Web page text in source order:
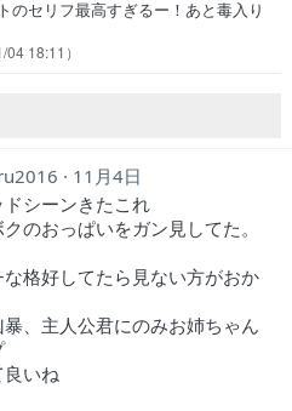
リフ最高すぎるー！あと毒入り
ェルシーと会話するノエルは今ま
レ… 毒入りワインを一瞬で見破る
回も容赦ないなあ味方や仲間…
04 18:11
11月4日
シーンきたこれ
のおっぱいをガン見してた。
格好してたら見ない方がおか
、主人公君にのみお姉ちゃん
いね